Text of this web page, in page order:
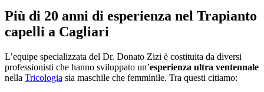
Più di 20 anni di esperienza nel Trapianto
capelli a Cagliari
L’equipe specializzata del Dr. Donato Zizi è costituita da diversi
professionisti che hanno sviluppato un’esperienza ultra ventennale
nella Tricologia sia maschile che femminile. Tra questi citiamo: